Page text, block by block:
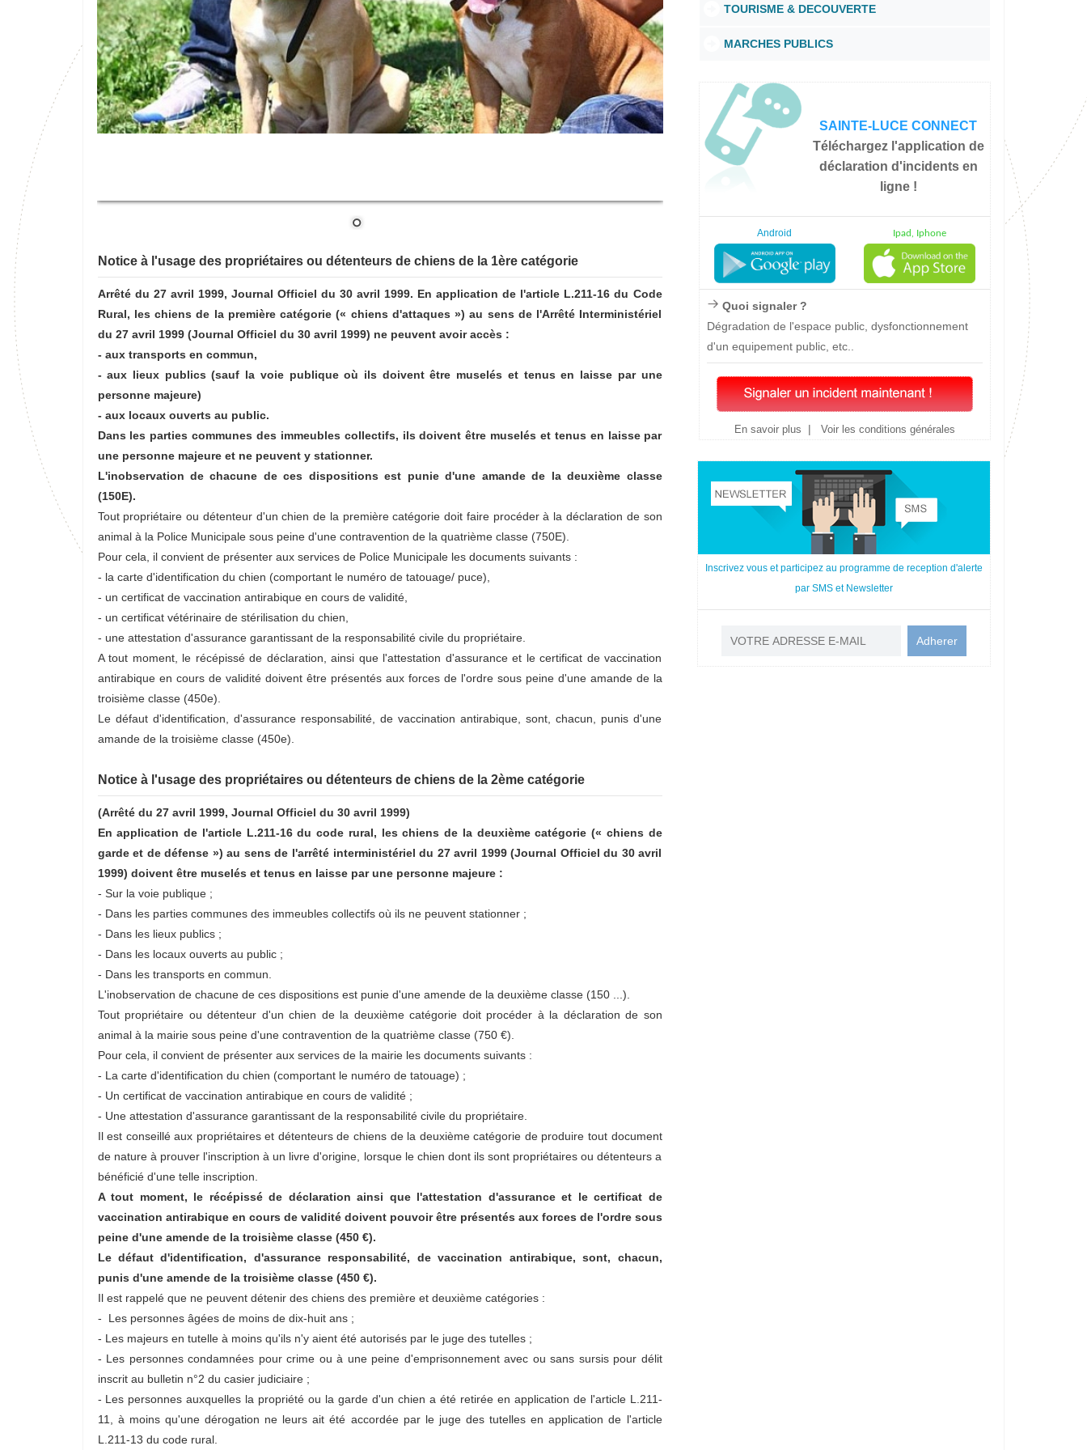
Notice à l'usage des propriétaires ou détenteurs de chiens de la 1ère catégorie
Arrêté du 27 avril 1999, Journal Officiel du 30 avril 1999. En application de l'article L.211-16 du Code
Rural, les chiens de la première catégorie (« chiens d'attaques ») au sens de l'Arrêté Interministériel
du 27 avril 1999 (Journal Officiel du 30 avril 1999) ne peuvent avoir accès :
- aux transports en commun,
- aux lieux publics (sauf la voie publique où ils doivent être muselés et tenus en laisse par une
personne majeure)
- aux locaux ouverts au public.
Dans les parties communes des immeubles collectifs, ils doivent être muselés et tenus en laisse par
une personne majeure et ne peuvent y stationner.
L'inobservation de chacune de ces dispositions est punie d'une amande de la deuxième classe
(150E).
Tout propriétaire ou détenteur d'un chien de la première catégorie doit faire procéder à la déclaration de son
animal à la Police Municipale sous peine d'une contravention de la quatrième classe (750E).
Pour cela, il convient de présenter aux services de Police Municipale les documents suivants :
- la carte d'identification du chien (comportant le numéro de tatouage/ puce),
- un certificat de vaccination antirabique en cours de validité,
- un certificat vétérinaire de stérilisation du chien,
- une attestation d'assurance garantissant de la responsabilité civile du propriétaire.
A tout moment, le récépissé de déclaration, ainsi que l'attestation d'assurance et le certificat de vaccination
antirabique en cours de validité doivent être présentés aux forces de l'ordre sous peine d'une amande de la
troisième classe (450e).
Le défaut d'identification, d'assurance responsabilité, de vaccination antirabique, sont, chacun, punis d'une
amande de la troisième classe (450e).
Notice à l'usage des propriétaires ou détenteurs de chiens de la 2ème catégorie
(Arrêté du 27 avril 1999, Journal Officiel du 30 avril 1999)
En application de l'article L.211-16 du code rural, les chiens de la deuxième catégorie (« chiens de
garde et de défense ») au sens de l'arrêté interministériel du 27 avril 1999 (Journal Officiel du 30 avril
1999) doivent être muselés et tenus en laisse par une personne majeure :
- Sur la voie publique ;
- Dans les parties communes des immeubles collectifs où ils ne peuvent stationner ;
- Dans les lieux publics ;
- Dans les locaux ouverts au public ;
- Dans les transports en commun.
L'inobservation de chacune de ces dispositions est punie d'une amende de la deuxième classe (150 ...).
Tout propriétaire ou détenteur d'un chien de la deuxième catégorie doit procéder à la déclaration de son
animal à la mairie sous peine d'une contravention de la quatrième classe (750 €).
Pour cela, il convient de présenter aux services de la mairie les documents suivants :
- La carte d'identification du chien (comportant le numéro de tatouage) ;
- Un certificat de vaccination antirabique en cours de validité ;
- Une attestation d'assurance garantissant de la responsabilité civile du propriétaire.
Il est conseillé aux propriétaires et détenteurs de chiens de la deuxième catégorie de produire tout document
de nature à prouver l'inscription à un livre d'origine, lorsque le chien dont ils sont propriétaires ou détenteurs a
bénéficié d'une telle inscription.
A tout moment, le récépissé de déclaration ainsi que l'attestation d'assurance et le certificat de
vaccination antirabique en cours de validité doivent pouvoir être présentés aux forces de l'ordre sous
peine d'une amende de la troisième classe (450 €).
Le défaut d'identification, d'assurance responsabilité, de vaccination antirabique, sont, chacun,
punis d'une amende de la troisième classe (450 €).
Il est rappelé que ne peuvent détenir des chiens des première et deuxième catégories :
- Les personnes âgées de moins de dix-huit ans ;
- Les majeurs en tutelle à moins qu'ils n'y aient été autorisés par le juge des tutelles ;
- Les personnes condamnées pour crime ou à une peine d'emprisonnement avec ou sans sursis pour délit
inscrit au bulletin n°2 du casier judiciaire ;
- Les personnes auxquelles la propriété ou la garde d'un chien a été retirée en application de l'article L.211-
11, à moins qu'une dérogation ne leurs ait été accordée par le juge des tutelles en application de l'article
L.211-13 du code rural.
Les garderies a Sainte-Luce
Les associations
Le sport a Sainte-Luce
TOURISME & DECOUVERTE
Les plages
Présentation de Roger ÉBION
La forêt Montravail
Les Hôtels de Sainte-Luce
Les bars et restaurants
MARCHES PUBLICS
SAINTE-LUCE CONNECT
Téléchargez l'application de
déclaration d'incidents en
ligne !
Android Ipad, Iphone
Quoi signaler ?
Dégradation de l'espace public, dysfonctionnement
d'un equipement public, etc..
En savoir plus | Voir les conditions générales
Inscrivez vous et participez au programme de reception d'alerte
par SMS et Newsletter